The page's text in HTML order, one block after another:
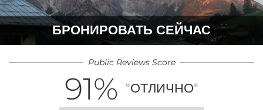
БРОНИРОВАТЬ СЕЙЧАС
Public Reviews Score
91% "ОТЛИЧНО"